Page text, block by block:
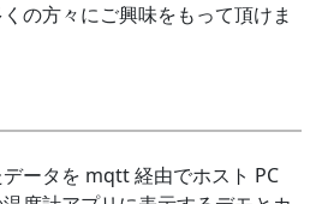
の方々にご興味をもって頂けま
ータを mqtt 経由でホスト PC